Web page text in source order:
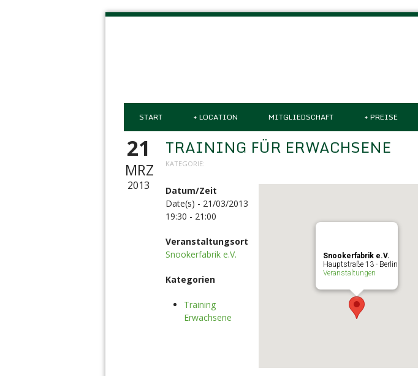
START LOCATION
+ MITGLIEDSCHAFT PREISE
+
21
MRZ
2013
TRAINING FÜR ERWACHSENE
KATEGORIE:
Snookerfabrik e.V.
Hauptstraße 13 - Berlin
Veranstaltungen
Datum/Zeit
Date(s) - 21/03/2013
19:30 - 21:00
Veranstaltungsort
Snookerfabrik e.V.
Kategorien
Training
Erwachsene